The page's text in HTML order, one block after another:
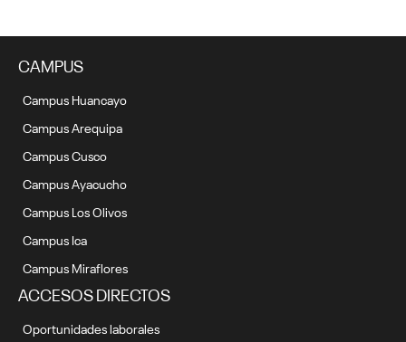
CAMPUS
Campus Huancayo
Campus Arequipa
Campus Cusco
Campus Ayacucho
Campus Los Olivos
Campus Ica
Campus Miraflores
ACCESOS DIRECTOS
Oportunidades laborales